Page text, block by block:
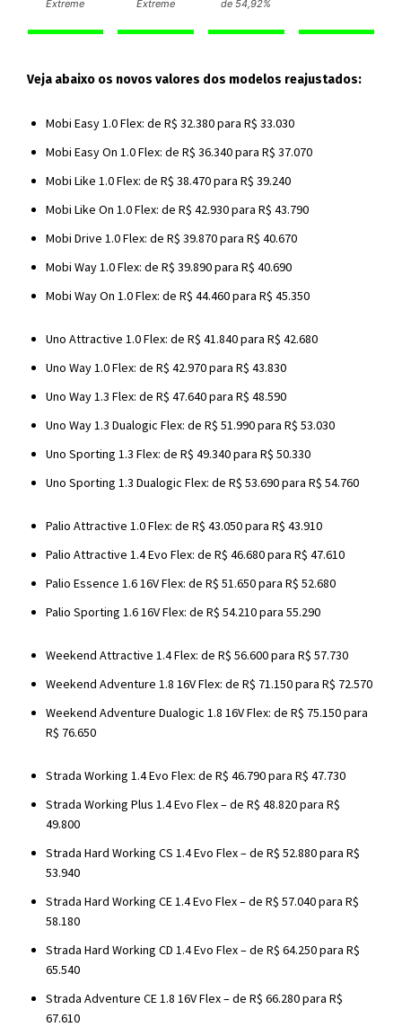
Extreme Extreme de 54,92%
Veja abaixo os novos valores dos modelos reajustados:
Mobi Easy 1.0 Flex: de R$ 32.380 para R$ 33.030
Mobi Easy On 1.0 Flex: de R$ 36.340 para R$ 37.070
Mobi Like 1.0 Flex: de R$ 38.470 para R$ 39.240
Mobi Like On 1.0 Flex: de R$ 42.930 para R$ 43.790
Mobi Drive 1.0 Flex: de R$ 39.870 para R$ 40.670
Mobi Way 1.0 Flex: de R$ 39.890 para R$ 40.690
Mobi Way On 1.0 Flex: de R$ 44.460 para R$ 45.350
Uno Attractive 1.0 Flex: de R$ 41.840 para R$ 42.680
Uno Way 1.0 Flex: de R$ 42.970 para R$ 43.830
Uno Way 1.3 Flex: de R$ 47.640 para R$ 48.590
Uno Way 1.3 Dualogic Flex: de R$ 51.990 para R$ 53.030
Uno Sporting 1.3 Flex: de R$ 49.340 para R$ 50.330
Uno Sporting 1.3 Dualogic Flex: de R$ 53.690 para R$ 54.760
Palio Attractive 1.0 Flex: de R$ 43.050 para R$ 43.910
Palio Attractive 1.4 Evo Flex: de R$ 46.680 para R$ 47.610
Palio Essence 1.6 16V Flex: de R$ 51.650 para R$ 52.680
Palio Sporting 1.6 16V Flex: de R$ 54.210 para 55.290
Weekend Attractive 1.4 Flex: de R$ 56.600 para R$ 57.730
Weekend Adventure 1.8 16V Flex: de R$ 71.150 para R$ 72.570
Weekend Adventure Dualogic 1.8 16V Flex: de R$ 75.150 para
R$ 76.650
Strada Working 1.4 Evo Flex: de R$ 46.790 para R$ 47.730
Strada Working Plus 1.4 Evo Flex – de R$ 48.820 para R$
49.800
Strada Hard Working CS 1.4 Evo Flex – de R$ 52.880 para R$
53.940
Strada Hard Working CE 1.4 Evo Flex – de R$ 57.040 para R$
58.180
Strada Hard Working CD 1.4 Evo Flex – de R$ 64.250 para R$
65.540
Strada Adventure CE 1.8 16V Flex – de R$ 66.280 para R$
67.610